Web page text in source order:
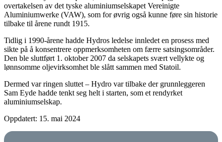
overtakelsen av det tyske aluminiumselskapet Vereinigte
Aluminiumwerke (VAW), som for øvrig også kunne føre sin historie
tilbake til årene rundt 1915.
Tidlig i 1990-årene hadde Hydros ledelse innledet en prosess med
sikte på å konsentrere oppmerksomheten om færre satsingsområder.
Den ble sluttført 1. oktober 2007 da selskapets svært vellykte og
lønnsomme oljevirksomhet ble slått sammen med Statoil.
Dermed var ringen sluttet – Hydro var tilbake der grunnleggeren
Sam Eyde hadde tenkt seg helt i starten, som et rendyrket
aluminiumselskap.
Oppdatert: 15. mai 2024